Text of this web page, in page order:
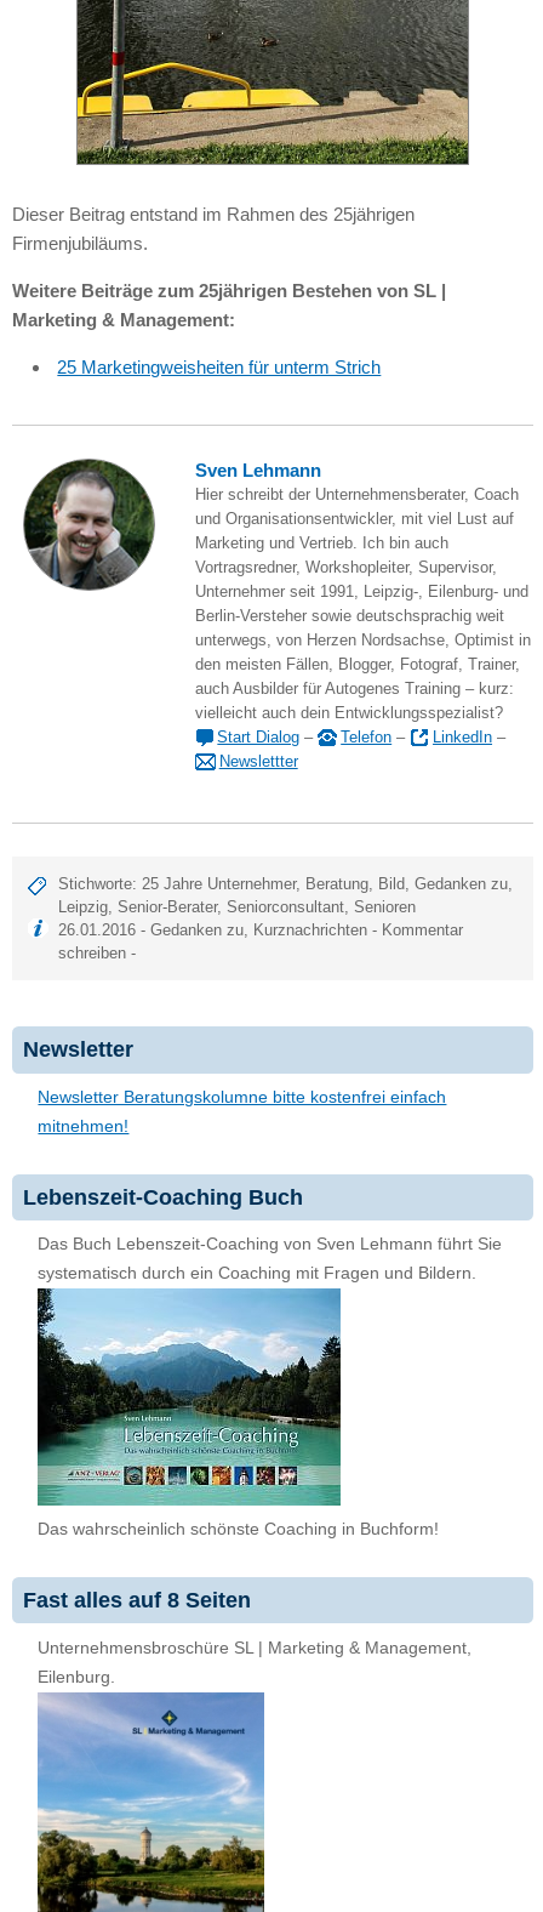
Dieser Beitrag entstand im Rahmen des 25jährigen
Firmenjubiläums.
Weitere Beiträge zum 25jährigen Bestehen von SL |
Marketing & Management:
25 Marketingweisheiten für unterm Strich
Sven Lehmann
Hier schreibt der Unternehmensberater, Coach
und Organisationsentwickler, mit viel Lust auf
Marketing und Vertrieb. Ich bin auch
Vortragsredner, Workshopleiter, Supervisor,
Unternehmer seit 1991, Leipzig-, Eilenburg- und
Berlin-Versteher sowie deutschsprachig weit
unterwegs, von Herzen Nordsachse, Optimist in
den meisten Fällen, Blogger, Fotograf, Trainer,
auch Ausbilder für Autogenes Training – kurz:
vielleicht auch dein Entwicklungsspezialist?
Start Dialog – Telefon – LinkedIn –
Newslettter
Stichworte: 25 Jahre Unternehmer, Beratung Bild ,Gedanken zu
Leipzig ,Senior-Berater,Seniorconsultant ,Senioren
26.01.2016 -Gedanken zu Kurznachrichten - Kommentar
schreiben -
Newsletter
Newsletter Beratungskolumne bitte kostenfrei einfach
mitnehmen!
Lebenszeit-Coaching Buch
Das Buch Lebenszeit-Coaching von Sven Lehmann führt Sie
systematisch durch ein Coaching mit Fragen und Bildern.
Das wahrscheinlich schönste Coaching in Buchform!
Fast alles auf 8 Seiten
Unternehmensbroschüre SL | Marketing & Management,
Eilenburg.